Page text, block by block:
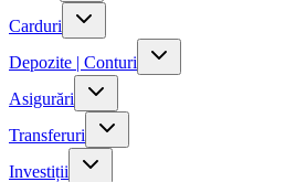
Carduri
Depozite | Conturi
Asigurări
Transferuri
Investiții